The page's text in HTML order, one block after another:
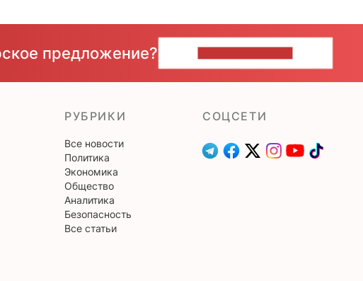
предложение?
РУБРИКИ
Все новости
Политика
Экономика
Общество
Аналитика
Безопасность
Все статьи
CОЦСЕТИ